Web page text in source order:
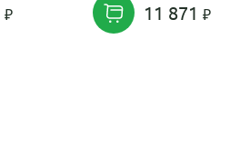
11 871